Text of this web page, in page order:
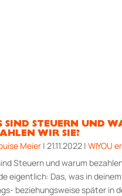
SIND STEUERN UND
WIR SIE?
Meier| 21.11.2022| WIYOU
Steuern und warum
eigentlich: Das, was in
beziehungsweise später in